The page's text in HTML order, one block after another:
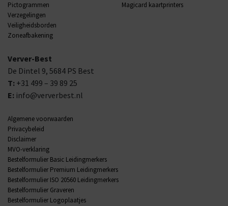
Pictogrammen
Verzegelingen
Veiligheidsborden
Zoneafbakening
Magicard kaartprinters
Verver-Best
De Dintel 9, 5684 PS Best
T: +31 499 – 39 89 25
E: info@ververbest.nl
Algemene voorwaarden
Privacybeleid
Disclaimer
MVO-verklaring
Bestelformulier Basic Leidingmerkers
Bestelformulier Premium Leidingmerkers
Bestelformulier ISO 20560 Leidingmerkers
Bestelformulier Graveren
Bestelformulier Logoplaatjes